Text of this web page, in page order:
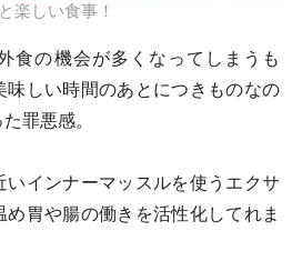
楽しい食事！
食の機会が多くなってしまうも
味しい時間のあとにつきものなの
罪悪感。
いインナーマッスルを使うエクサ
胃や腸の働きを活性化してれま